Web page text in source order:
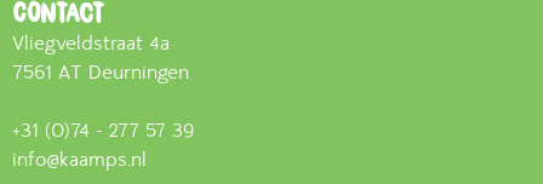
Contact
Vliegveldstraat 4a
7561 AT Deurningen
+31 (0)74 - 277 57 39
info@kaamps.nl